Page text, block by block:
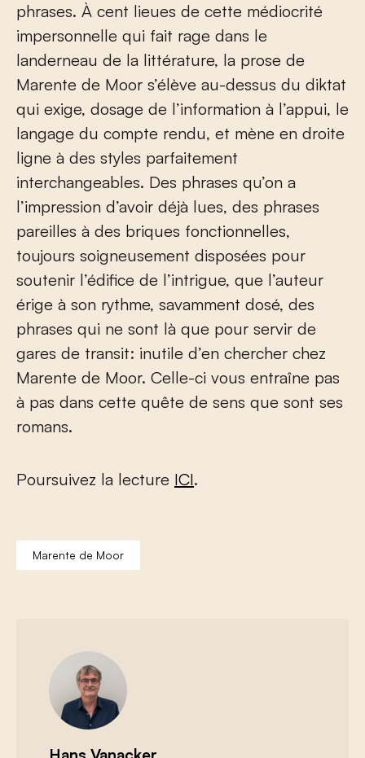
phrases. À cent lieues de cette médiocrité
impersonnelle qui fait rage dans le
landerneau de la littérature, la prose de
Marente de Moor s’élève au-dessus du diktat
qui exige, dosage de l’information à l’appui, le
langage du compte rendu, et mène en droite
ligne à des styles parfaitement
interchangeables. Des phrases qu’on a
l’impression d’avoir déjà lues, des phrases
pareilles à des briques fonctionnelles,
toujours soigneusement disposées pour
soutenir l’édifice de l’intrigue, que l’auteur
érige à son rythme, savamment dosé, des
phrases qui ne sont là que pour servir de
gares de transit: inutile d’en chercher chez
Marente de Moor. Celle-ci vous entraîne pas
à pas dans cette quête de sens que sont ses
romans.
Poursuivez la lecture ICI.
Marente de Moor